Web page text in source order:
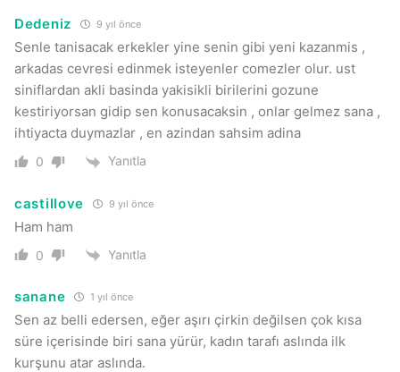
Dedeniz 9 yıl önce
Senle tanisacak erkekler yine senin gibi yeni kazanmis ,
arkadas cevresi edinmek isteyenler comezler olur. ust
siniflardan akli basinda yakisikli birilerini gozune
kestiriyorsan gidip sen konusacaksin , onlar gelmez sana ,
ihtiyacta duymazlar , en azindan sahsim adina
0 Yanıtla
castillove 9 yıl önce
Ham ham
0 Yanıtla
sanane 1 yıl önce
Sen az belli edersen, eğer aşırı çirkin değilsen çok kısa
süre içerisinde biri sana yürür, kadın tarafı aslında ilk
kurşunu atar aslında.